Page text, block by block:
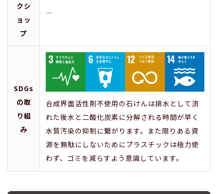
クシ
ョッ
プ
―
SDGs
の取
り組
み
合成界面活性剤不使用の石けんは排水として流
れた後水と二酸化炭素に分解される時間が早く
水質汚染の抑制に繋がります。また限りある資
源を無駄にしないためにプラスチックは極力使
わず、ゴミを減らすよう意識しています。